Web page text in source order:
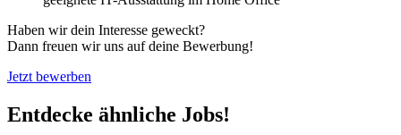
Haben wir dein Interesse geweckt?
Dann freuen wir uns auf deine Bewerbung!
Jetzt bewerben
Entdecke ähnliche Jobs!